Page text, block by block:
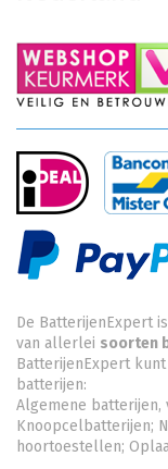
De BatterijenExpert
van allerlei soorten
BatterijenExpert
batterijen:
Algemene batterijen,
Knoopcelbatterijen;
hoortoestellen;